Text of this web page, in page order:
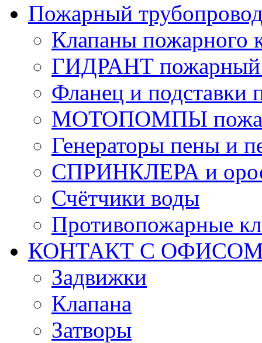
Пожарный
Клапаны пожарного
ГИДРАНТ пожарный
Фланец и подставки
МОТОПОМПЫ
Генераторы пены и
СПРИНКЛЕРА и
Счётчики воды
Противопожарные
КОНТАКТ С ОФИСОМ
Задвижки
Клапана
Затворы